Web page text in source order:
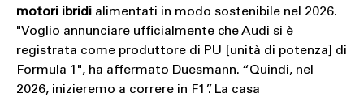
motori ibridialimentati in modo sostenibile nel 2026.
"Voglio annunciare ufficialmente che Audi si è
registrata come produttore di PU [unità di potenza] di
Formula 1", ha affermato Duesmann. “Quindi, nel
2026, inizieremo a correre in F1”. La casa